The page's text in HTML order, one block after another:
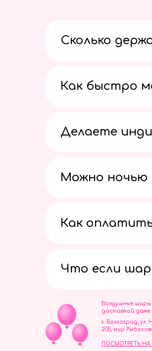
Сколько
Как быстро
Делаете
Можно ночью
Как
Что если шар
Воздушные шары
доставкой даже
г. Волгоград,
20Б, мир
ПОСМОТРЕТЬ НА